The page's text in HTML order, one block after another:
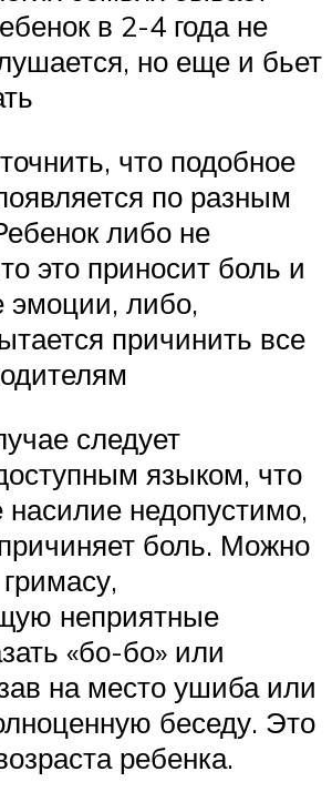
в 2-4 года не
но еще и бьет
что подобное
по разным
либо не
это приносит боль и
эмоции, либо,
причинить все
следует
языком, что
недопустимо,
боль. Можно
неприятные
«бо-бо» или
на место ушиба или
беседу. Это
ребенка.